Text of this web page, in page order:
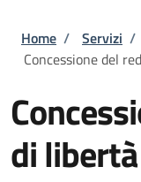
Briciole
Home / Servizi /
Concessione del
di